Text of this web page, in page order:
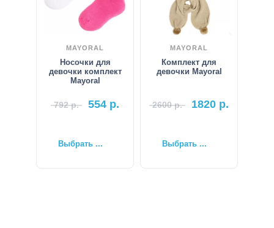
MAYORAL
Носочки для
девочки комплект
Mayoral
792р. 554 р.
Выбрать ...
MAYORAL
Комплект для
девочки Mayoral
2600р. 1820 р.
Выбрать ...